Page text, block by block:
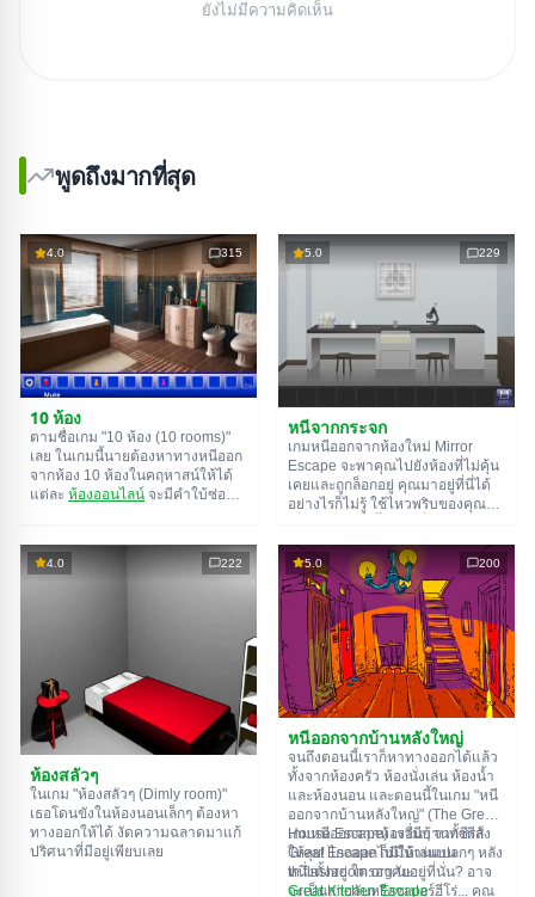
ยังไม่มีความคิดเห็น
พูดถึงมากที่สุด
4.0 315
10 ห้อง
ตามชื่อเกม "10 ห้อง (10 rooms)"
เลย ในเกมนี้นายต้องหาทางหนีออก
จากห้อง 10 ห้องในคฤหาสน์ให้ได้
แต่ละ ห้องออนไลน์ จะมีคำใบ้ซ่อน
อีกห้องนึง เป็นแบบนี้ไปเรื่อยๆ จนถึง
ห้องที่สิบ ลองเคลียร์ให้ครบทุกห้องสิ!
5.0 229
หนีจากกระจก
เกมหนีออกจากห้องใหม่ Mirror
Escape จะพาคุณไปยังห้องที่ไม่คุ้น
เคยและถูกล็อกอยู่ คุณมาอยู่ที่นี่ได้
อย่างไรก็ไม่รู้ ใช้ไหวพริบของคุณ
ไว้ให้และหาทางสู่อิสรภาพ สำรวจ
ห้องอย่างละเอียด บางทีคุณอาจจะ
เจอเบาะแสบางอย่างก็ได้ ขอให้โชค
4.0 222
ห้องสลัวๆ
ในเกม "ห้องสลัวๆ (Dimly room)"
เธอโดนขังในห้องนอนเล็กๆ ต้องหา
ทางออกให้ได้ งัดความฉลาดมาแก้
ปริศนาที่มีอยู่เพียบเลย
5.0 200
หนีออกจากบ้านหลังใหญ่
จนถึงตอนนี้เราก็หาทางออกได้แล้ว
ทั้งจากห้องครัว ห้องนั่งเล่น ห้องน้ำ
และห้องนอน และตอนนี้ในเกม "หนี
ออกจากบ้านหลังใหญ่" (The Great
House Escape) เรามีบ้านทั้งหลัง
ให้ลุย! ไกลออกไปมีบ้านแปลกๆ หลัง
หนึ่งตั้งอยู่ ใครอาศัยอยู่ที่นั่น? อาจ
จะเป็นสายลับหรือซูเปอร์ฮีโร่... คุณ
เกมหนีออกจากห้องอื่นๆ จากซีรีส์
Great Escape ก็มีให้เล่นบน
th.flashroom.org นะ:
Great Kitchen Escape